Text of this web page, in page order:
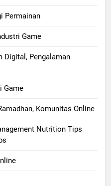
Permainan
Game
Digital, Pengalaman
Game
Komunitas Online
Nutrition Tips